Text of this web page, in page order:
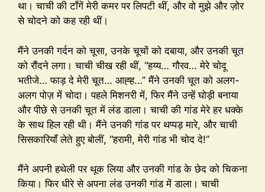
था। चाची की टाँगें मेरी कमर पर लिपटी थीं, और वो मुझे और ज़ोर
से चोदने को कह रही थीं।
मैंने उनकी गर्दन को चूसा, उनके चूचों को दबाया, और उनकी चूत
को रौंदने लगा। चाची चीख रही थीं, “हय्य… गौरव… मेरे चोदू
भतीजे… फाड़ दे मेरी चूत… आह्ह…” मैंने उनकी चूत को अलग-
अलग पोज़ में चोदा। पहले मिशनरी में, फिर मैंने उन्हें घोड़ी बनाया
और पीछे से उनकी चूत में लंड डाला। चाची की गांड मेरे हर धक्के
के साथ हिल रही थी। मैंने उनकी गांड पर थप्पड़ मारे, और चाची
सिसकारियाँ लेते हुए बोलीं, “हरामी, मेरी गांड भी चोद दे!”
मैंने अपनी हथेली पर थूक लिया और उनकी गांड के छेद को चिकना
किया। फिर धीरे से अपना लंड उनकी गांड में डाला। चाची